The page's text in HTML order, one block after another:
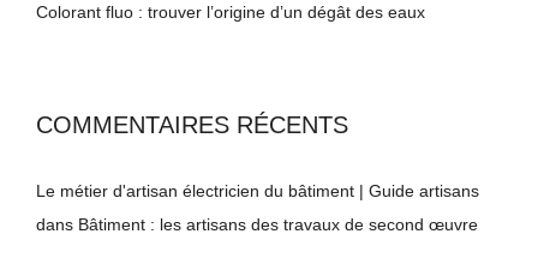
Colorant fluo : trouver l’origine d’un dégât des eaux
COMMENTAIRES RÉCENTS
Le métier d'artisan électricien du bâtiment | Guide artisans
dans Bâtiment : les artisans des travaux de second œuvre